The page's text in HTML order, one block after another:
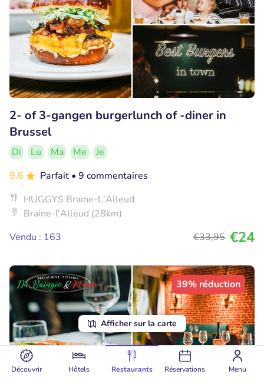
Découvrir Hôtels Restaurants Réservations Menu
Afficher sur la carte
2- of 3-gangen burgerlunch of -diner in
Brussel
Di Lu Ma Me
Je
9.6
Parfait • 9 commentaires
HUGGYS Braine-L'Alleud
Braine-l'Alleud (28km)
Vendu : 163
€33,95 €24
39% réduction